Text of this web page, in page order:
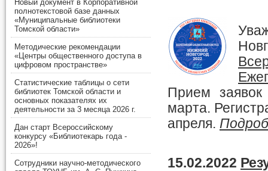
Новый документ в Корпоративной
полнотекстовой базе данных
«Муниципальные библиотеки
Томской области»
Методические рекомендации
«Центры общественного доступа в
цифровом пространстве»
Статистические таблицы о сети
библиотек Томской области и
основных показателях их
деятельности за 3 месяца 2026 г.
Дан старт Всероссийскому
конкурсу «Библиотекарь года -
2026»!
Сотрудники научно-методического
Прием
марта.
апреля.
15.02.2022